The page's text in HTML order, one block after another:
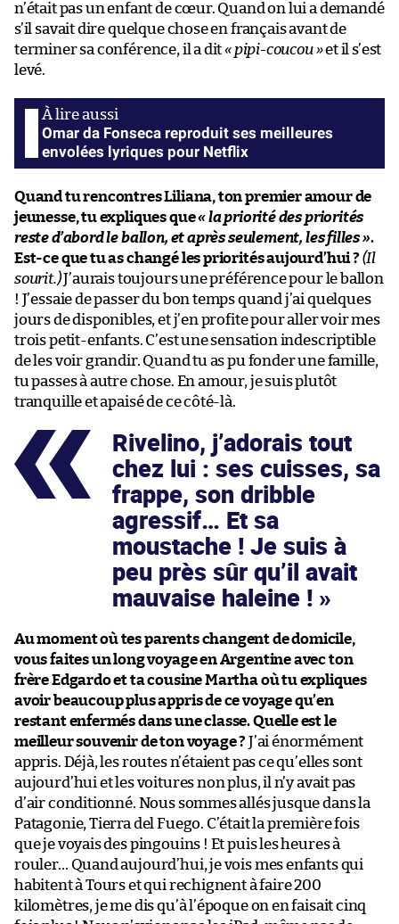
n’était pas un enfant de cœur. Quand on lui a demandé
s’il savait dire quelque chose en français avant de
terminer sa conférence, il a dit« pipi-coucou »et il s’est
levé.
Omar da Fonseca reproduit ses meilleures
envolées lyriques pour Netflix
Quand tu rencontres Liliana, ton premier amour de
jeunesse, tu expliques que« la priorité des priorités
reste d’abord le ballon, et après seulement, les filles ».
Est-ce que tu as changé les priorités aujourd’hui ? (Il
sourit.)J’aurais toujours une préférence pour le ballon
! J’essaie de passer du bon temps quand j’ai quelques
jours de disponibles, et j’en profite pour aller voir mes
trois petit-enfants. C’est une sensation indescriptible
de les voir grandir. Quand tu as pu fonder une famille,
tu passes à autre chose. En amour, je suis plutôt
tranquille et apaisé de ce côté-là.
Rivelino, j’adorais tout
chez lui : ses cuisses, sa
frappe, son dribble
agressif… Et sa
moustache ! Je suis à
peu près sûr qu’il avait
mauvaise haleine !
Au moment où tes parents changent de domicile,
vous faites un long voyage en Argentine avec ton
frère Edgardo et ta cousine Martha où tu expliques
avoir beaucoup plus appris de ce voyage qu’en
restant enfermés dans une classe. Quelle est le
meilleur souvenir de ton voyage ? J’ai énormément
appris. Déjà, les routes n’étaient pas ce qu’elles sont
aujourd’hui et les voitures non plus, il n’y avait pas
d’air conditionné. Nous sommes allés jusque dans la
Patagonie, Tierra del Fuego. C’était la première fois
que je voyais des pingouins ! Et puis les heures à
rouler… Quand aujourd’hui, je vois mes enfants qui
habitent à Tours et qui rechignent à faire 200
kilomètres, je me dis qu’à l’époque on en faisait cinq